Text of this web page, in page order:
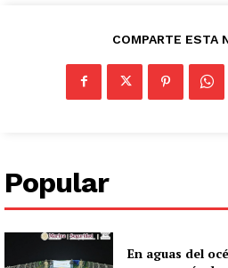
COMPARTE ESTA
Popular
En aguas del